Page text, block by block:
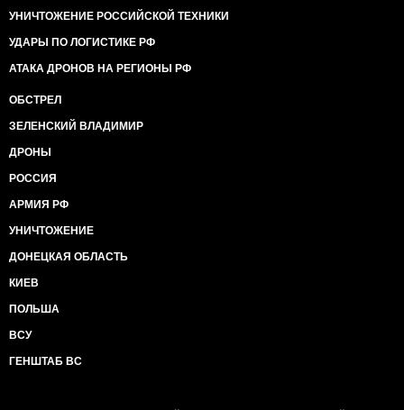
УНИЧТОЖЕНИЕ РОССИЙСКОЙ ТЕХНИКИ
УДАРЫ ПО ЛОГИСТИКЕ РФ
АТАКА ДРОНОВ НА РЕГИОНЫ РФ
ОБСТРЕЛ
ЗЕЛЕНСКИЙ ВЛАДИМИР
ДРОНЫ
РОССИЯ
АРМИЯ РФ
УНИЧТОЖЕНИЕ
ДОНЕЦКАЯ ОБЛАСТЬ
КИЕВ
ПОЛЬША
ВСУ
ГЕНШТАБ ВС